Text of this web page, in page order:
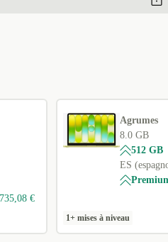
735,08 €
Agrumes
8.0 GB
512 GB
ES
1+ mises à niveau